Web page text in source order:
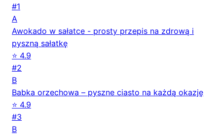
#1
A
Awokado w sałatce - prosty przepis na zdrową i
pyszną sałatkę
⭐ 4.9
#2
B
Babka orzechowa – pyszne ciasto na każdą okazję
⭐ 4.9
#3
B